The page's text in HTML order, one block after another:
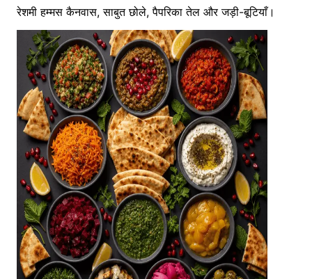
रेशमी हम्मस कैनवास, साबुत छोले, पैपरिका तेल और जड़ी-बूटियाँ।